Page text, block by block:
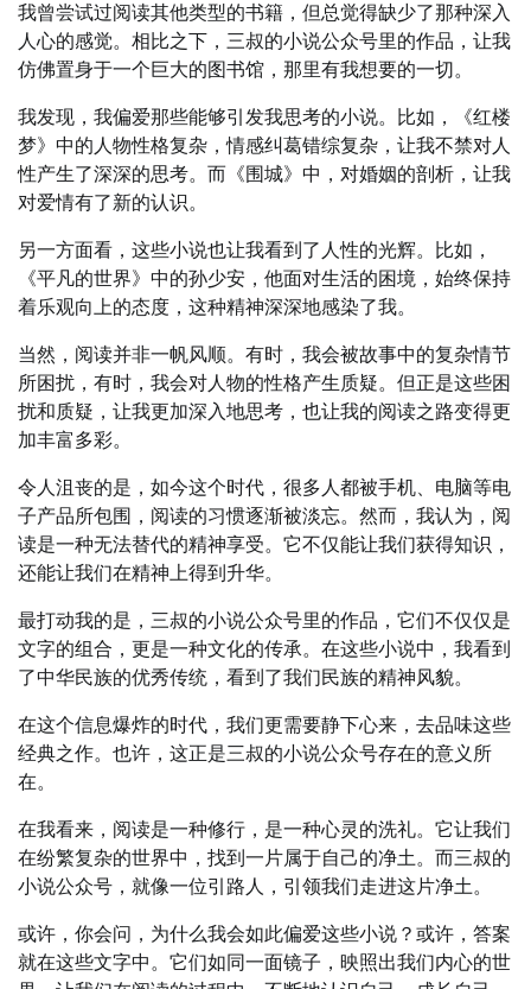
我曾尝试过阅读其他类型的书籍，但总觉得缺少了那种深入
人心的感觉。相比之下，三叔的小说公众号里的作品，让我
仿佛置身于一个巨大的图书馆，那里有我想要的一切。
我发现，我偏爱那些能够引发我思考的小说。比如，《红楼
梦》中的人物性格复杂，情感纠葛错综复杂，让我不禁对人
性产生了深深的思考。而《围城》中，对婚姻的剖析，让我
对爱情有了新的认识。
另一方面看，这些小说也让我看到了人性的光辉。比如，
《平凡的世界》中的孙少安，他面对生活的困境，始终保持
着乐观向上的态度，这种精神深深地感染了我。
当然，阅读并非一帆风顺。有时，我会被故事中的复杂情节
所困扰，有时，我会对人物的性格产生质疑。但正是这些困
扰和质疑，让我更加深入地思考，也让我的阅读之路变得更
加丰富多彩。
令人沮丧的是，如今这个时代，很多人都被手机、电脑等电
子产品所包围，阅读的习惯逐渐被淡忘。然而，我认为，阅
读是一种无法替代的精神享受。它不仅能让我们获得知识，
还能让我们在精神上得到升华。
最打动我的是，三叔的小说公众号里的作品，它们不仅仅是
文字的组合，更是一种文化的传承。在这些小说中，我看到
了中华民族的优秀传统，看到了我们民族的精神风貌。
在这个信息爆炸的时代，我们更需要静下心来，去品味这些
经典之作。也许，这正是三叔的小说公众号存在的意义所
在。
在我看来，阅读是一种修行，是一种心灵的洗礼。它让我们
在纷繁复杂的世界中，找到一片属于自己的净土。而三叔的
小说公众号，就像一位引路人，引领我们走进这片净土。
或许，你会问，为什么我会如此偏爱这些小说？或许，答案
就在这些文字中。它们如同一面镜子，映照出我们内心的世